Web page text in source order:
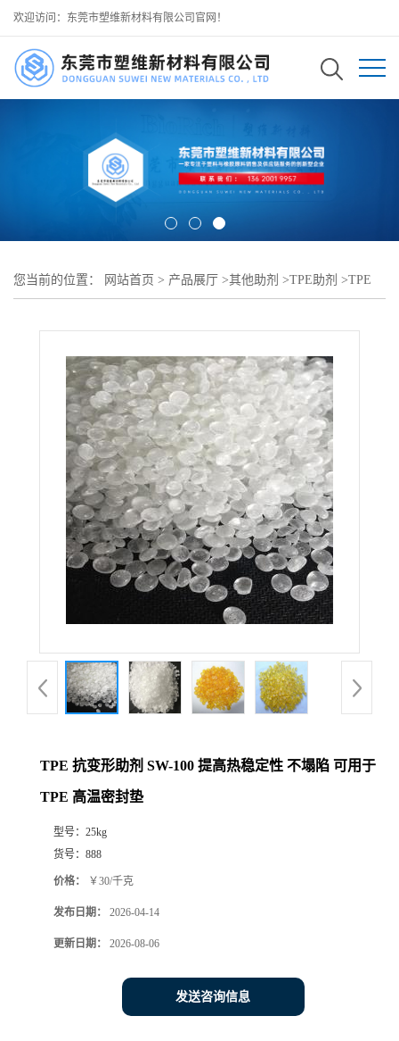
欢迎访问：东莞市塑维新材料有限公司官网！
您当前的位置： 网站首页 > 产品展厅 >其他助剂 >TPE助剂 >TPE
TPE 抗变形助剂 SW-100 提高热稳定性 不塌陷 可用于
TPE 高温密封垫
型号： 25kg
货号： 888
价格： ￥30/千克
发布日期： 2026-04-14
更新日期： 2026-08-06
发送咨询信息